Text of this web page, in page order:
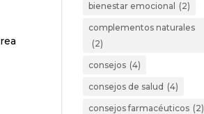
bienestar emocional (2)
complementos naturales
(2)
consejos (4)
consejos de salud (4)
consejos farmacéuticos (2)